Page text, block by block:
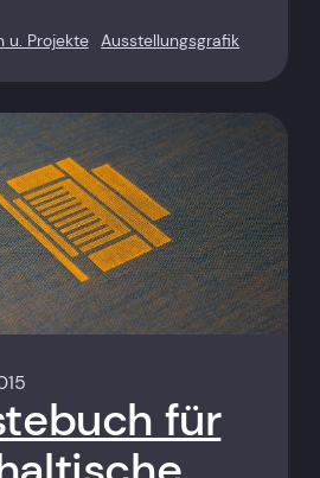
u. Projekte Ausstellungsgrafik
für